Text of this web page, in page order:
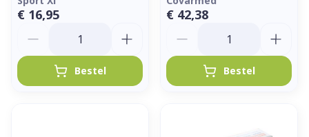
€ 16,95
Bestel
€ 42,38
Bestel